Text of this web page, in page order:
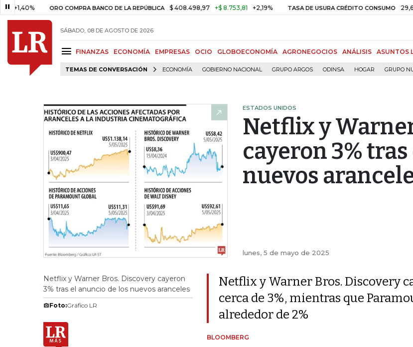
ORO COMPRA BANCO DE LA REPÚBLICA $ 408.498,97 +$ 8.753,81 +2,19% TASA DE USURA CRÉDITO CONSUMO 29,66%
SÁBADO, 08 DE AGOSTO DE 2026
FINANZAS ECONOMÍA EMPRESAS OCIO GLOBOECONOMÍA AGRONEGOCIOS ANÁLISIS ASUNTOS
TEMAS DE CONVERSACIÓN ECONOMÍA GOBIERNO NACIONAL GRUPO ARGOS ODINSA HOGAR GRUPO
ESTADOS UNIDOS
Netflix y
cayeron 3%
nuevos
lunes, 5 de mayo de 2025
Netflix y Warner Bros. Discovery cayeron
3% tras el anuncio de los nuevos aranceles
Foto:Gráfico LR
Netflix y Warner Bros. Discovery
cerca de 3%, mientras que
alrededor de 2%
BLOOMBERG